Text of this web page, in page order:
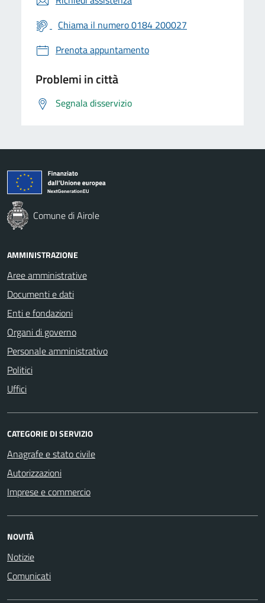
Chiama il numero 0184 200027
Prenota appuntamento
Problemi in città
Segnala disservizio
Comune di Airole
AMMINISTRAZIONE
Aree amministrative
Documenti e dati
Enti e fondazioni
Organi di governo
Personale amministrativo
Politici
Uffici
CATEGORIE DI SERVIZIO
Anagrafe e stato civile
Autorizzazioni
Imprese e commercio
NOVITÀ
Notizie
Comunicati